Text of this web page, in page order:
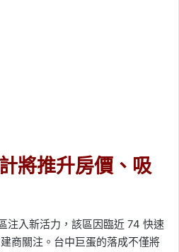
將推升房價、吸
注入新活力，該區因臨近 74 快速
商關注。台中巨蛋的落成不僅將